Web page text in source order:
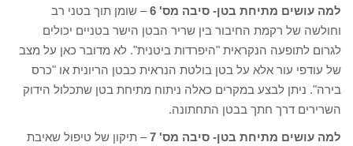
למה עושים מתיחת בטן- סיבה מס' 6
– שומן תוך בטני רב
וחולשה של רקמת החיבור בין שריר הבטן הישר בטניים יכולים
לגרום לתופעה הנקראית "היפרדות ביטנית". לא מדובר כאן על מצב
של עודפי עור אלא על בטן בולטת הנראית כבטן הריונית או "כרס
בירה". ניתן לבצע במקרים כאלה ניתוח מתיחת בטן שתכלול הידוק
השרירים דרך חתך בבטן התחתונה.
למה עושים מתיחת בטן- סיבה מס' 7
– תיקון של טיפול שאיבת